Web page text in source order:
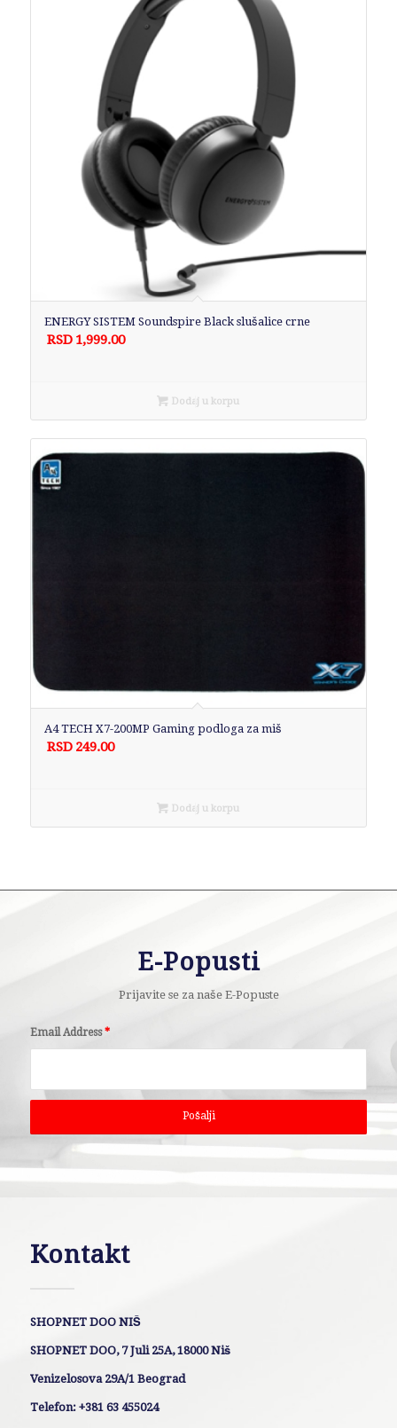
ENERGY SISTEM Soundspire Black slušalice crne
RSD 1,999.00
Dodaj u korpu
A4 TECH X7-200MP Gaming podloga za miš
RSD 249.00
Dodaj u korpu
E-Popusti
Prijavite se za naše E-Popuste
Email Address*
Kontakt
SHOPNET DOO NIŠ
SHOPNET DOO, 7 Juli 25A, 18000 Niš
Venizelosova 29A/1 Beograd
Telefon: +381 63 455024